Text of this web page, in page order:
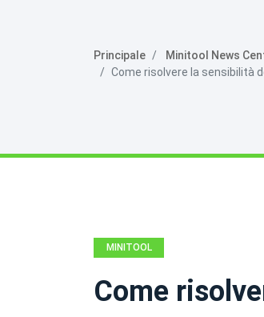
Principale
Minitool News
Come risolvere la sensibilità
MINITOOL
Come